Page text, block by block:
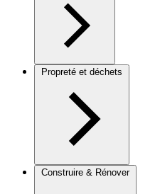
Propreté et déchets
Construire & Rénover